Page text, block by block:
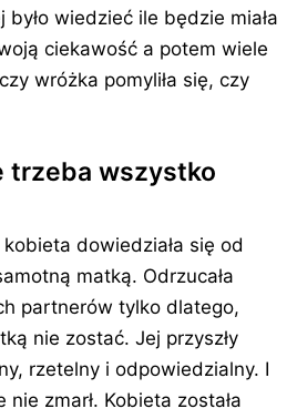
było wiedzieć ile będzie miała
ciekawość a potem wiele
wróżka pomyliła się, czy
trzeba wszystko
dowiedziała się od
matką. Odrzucała
partnerów tylko dlatego,
nie zostać. Jej przyszły
rzetelny i odpowiedzialny. I
nie zmarł. Kobieta została